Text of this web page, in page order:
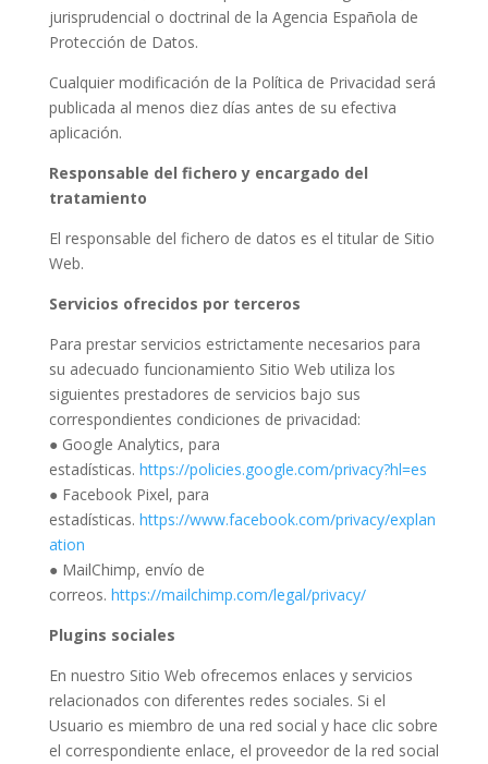
jurisprudencial o doctrinal de la Agencia Española de
Protección de Datos.
Cualquier modificación de la Política de Privacidad será
publicada al menos diez días antes de su efectiva
aplicación.
Responsable del fichero y encargado del
tratamiento
El responsable del fichero de datos es el titular de Sitio
Web.
Servicios ofrecidos por terceros
Para prestar servicios estrictamente necesarios para
su adecuado funcionamiento Sitio Web utiliza los
siguientes prestadores de servicios bajo sus
correspondientes condiciones de privacidad:
● Google Analytics, para
estadísticas. https://policies.google.com/privacy?hl=es
● Facebook Pixel, para
estadísticas. https://www.facebook.com/privacy/explan
ation
● MailChimp, envío de
correos. https://mailchimp.com/legal/privacy/
Plugins sociales
En nuestro Sitio Web ofrecemos enlaces y servicios
relacionados con diferentes redes sociales. Si el
Usuario es miembro de una red social y hace clic sobre
el correspondiente enlace, el proveedor de la red social